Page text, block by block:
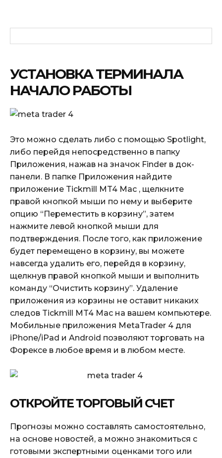
УСТАНОВКА ТЕРМИНАЛА
НАЧАЛО РАБОТЫ
Это можно сделать либо с помощью Spotlight,
либо перейдя непосредственно в папку
Приложения, нажав на значок Finder в док-
панели. В папке Приложения найдите
приложение Tickmill MT4 Mac , щелкните
правой кнопкой мыши по нему и выберите
опцию “Переместить в корзину”, затем
нажмите левой кнопкой мыши для
подтверждения. После того, как приложение
будет перемещено в корзину, вы можете
навсегда удалить его, перейдя в корзину,
щелкнув правой кнопкой мыши и выполнить
команду “Очистить корзину”. Удаление
приложения из корзины не оставит никаких
следов Tickmill MT4 Mac на вашем компьютере.
Мобильные приложения MetaTrader 4 для
iPhone/iPad и Android позволяют торговать на
Форексе в любое время и в любом месте.
ОТКРОЙТЕ ТОРГОВЫЙ СЧЕТ
Прогнозы можно составлять самостоятельно,
на основе новостей, а можно знакомиться с
готовыми экспертными оценками того или